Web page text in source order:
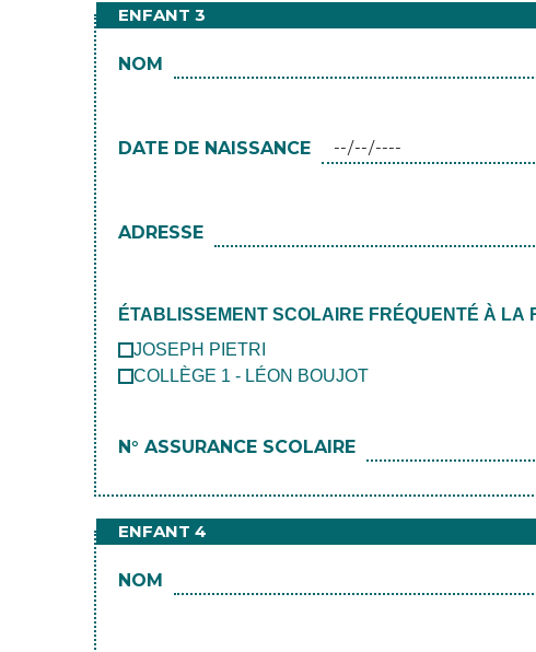
ENFANT 3
NOM
DATE DE NAISSANCE
ADRESSE
ÉTABLISSEMENT SCOLAIRE FRÉQUENTÉ À LA
JOSEPH PIETRI
COLLÈGE 1 - LÉON BOUJOT
N° ASSURANCE SCOLAIRE
ENFANT 4
NOM